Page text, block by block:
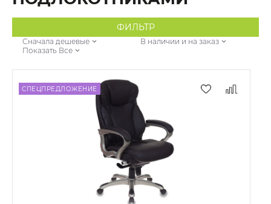
ФИЛЬТР
Сначала дешевые
В наличии и на заказ
Показать Все
СПЕЦПРЕДЛОЖЕНИЕ